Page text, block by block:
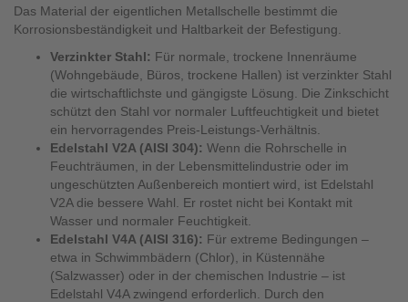
Das Material der eigentlichen Metallschelle bestimmt die
Korrosionsbeständigkeit und Haltbarkeit der Befestigung.
Verzinkter Stahl: Für normale, trockene Innenräume
(Wohngebäude, Büros, trockene Hallen) ist verzinkter Stahl
die wirtschaftlichste und gängigste Lösung. Die Zinkschicht
schützt den Stahl vor normaler Luftfeuchtigkeit und bietet
ein hervorragendes Preis-Leistungs-Verhältnis.
Edelstahl V2A (AISI 304): Wenn die Rohrschelle in
Feuchträumen, in der Lebensmittelindustrie oder im
ungeschützten Außenbereich montiert wird, ist Edelstahl
V2A die bessere Wahl. Er rostet nicht bei Kontakt mit
Wasser und normaler Feuchtigkeit.
Edelstahl V4A (AISI 316): Für extreme Bedingungen –
etwa in Schwimmbädern (Chlor), in Küstennähe
(Salzwasser) oder in der chemischen Industrie – ist
Edelstahl V4A zwingend erforderlich. Durch den